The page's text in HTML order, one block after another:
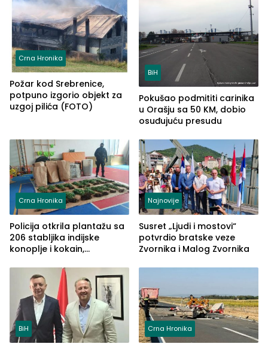
Crna Hronika
Požar kod Srebrenice,
potpuno izgorio objekt za
uzgoj pilića (FOTO)
BiH
Pokušao podmititi carinika
u Orašju sa 50 KM, dobio
osuđujuću presudu
Crna Hronika
Policija otkrila plantažu sa
206 stabljika indijske
konoplje i kokain,
(FOTO)
Najnovije
Susret „Ljudi i mostovi“
potvrdio bratske veze
Zvornika i Malog Zvornika
BiH Crna Hronika